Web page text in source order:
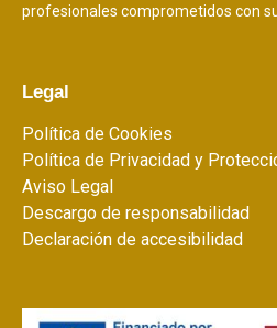
profesionales comprometidos con
Legal
Política de Cookies
Política de Privacidad y
Aviso Legal
Descargo de responsabilidad
Declaración de accesibilidad